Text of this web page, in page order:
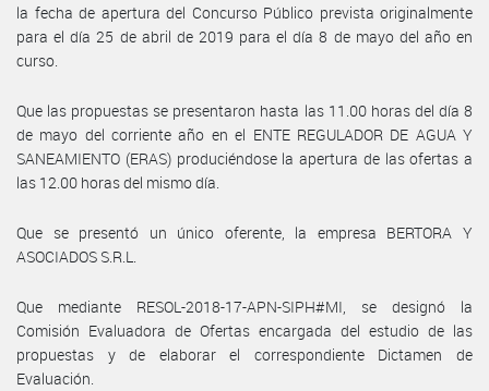
la fecha de apertura del Concurso Público prevista originalmente
para el día 25 de abril de 2019 para el día 8 de mayo del año en
curso.
Que las propuestas se presentaron hasta las 11.00 horas del día 8
de mayo del corriente año en el ENTE REGULADOR DE AGUA Y
SANEAMIENTO (ERAS) produciéndose la apertura de las ofertas a
las 12.00 horas del mismo día.
Que se presentó un único oferente, la empresa BERTORA Y
ASOCIADOS S.R.L.
Que mediante RESOL-2018-17-APN-SIPH#MI, se designó la
Comisión Evaluadora de Ofertas encargada del estudio de las
propuestas y de elaborar el correspondiente Dictamen de
Evaluación.